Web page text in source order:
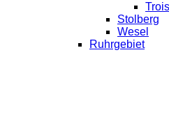
Stolberg
Wesel
Ruhrgebiet